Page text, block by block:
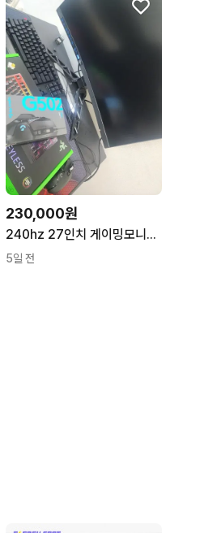
230,000원
240hz 27인치 게이밍모니터+ 로지텍 G502+ 레이저 텐키리스+헤드셋+패드
5일 전